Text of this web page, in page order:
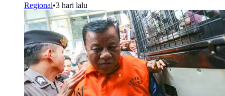
Regional•3 hari lalu